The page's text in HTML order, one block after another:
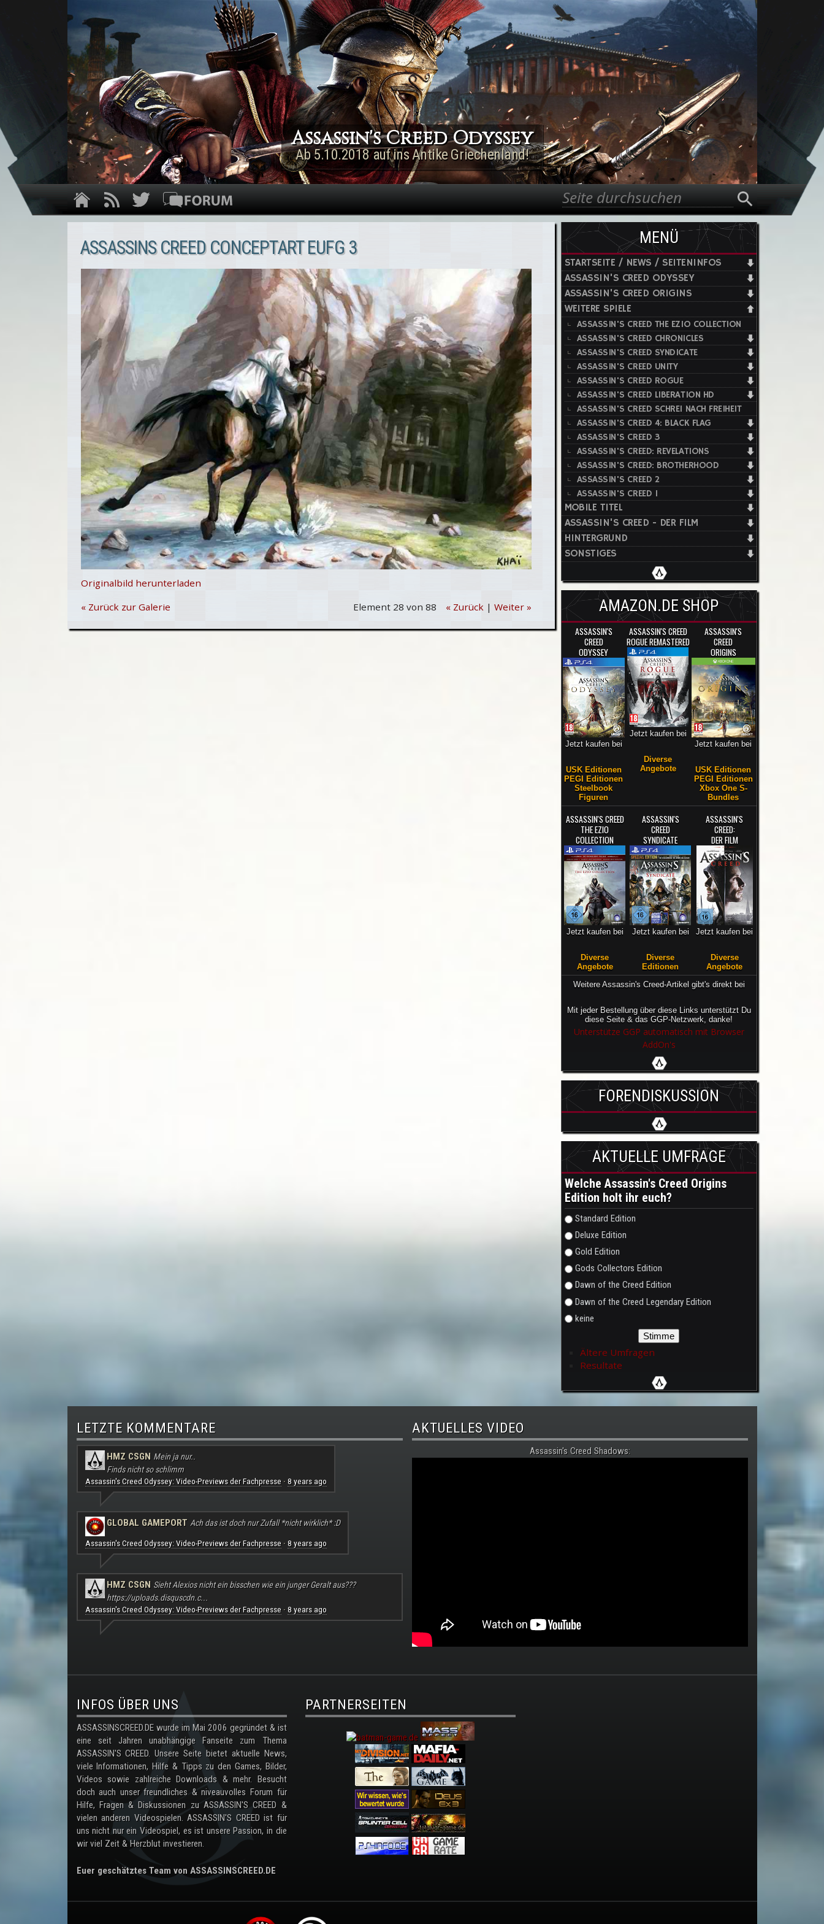
Direkt zum Inhalt
Assassin's Creed Rogue
Remastered
Jetzt für PS4 & Xbox One!
Suchformular
Suche
ASSASSINS CREED CONCEPTART EUFG 3
Originalbild herunterladen
« Zurück zur Galerie
Element 28 von 88 « Zurück |Weiter »
MENÜ
STARTSEITE / NEWS / SEITENINFOS
ASSASSIN'S CREED ODYSSEY
ASSASSIN'S CREED ORIGINS
WEITERE SPIELE
ASSASSIN'S CREED THE EZIO COLLECTION
ASSASSIN'S CREED CHRONICLES
ASSASSIN'S CREED SYNDICATE
ASSASSIN'S CREED UNITY
ASSASSIN'S CREED ROGUE
ASSASSIN'S CREED LIBERATION HD
ASSASSIN'S CREED SCHREI NACH FREIHEIT
ASSASSIN'S CREED 4: BLACK FLAG
ASSASSIN'S CREED 3
ASSASSIN'S CREED: REVELATIONS
ASSASSIN'S CREED: BROTHERHOOD
ASSASSIN'S CREED 2
ASSASSIN'S CREED 1
MOBILE TITEL
ASSASSIN'S CREED - DER FILM
HINTERGRUND
SONSTIGES
AMAZON.DE SHOP
ASSASSIN'S
CREED
ODYSSEY
Jetzt kaufen bei
USK Editionen
PEGI Editionen
Steelbook
Figuren
ASSASSIN'S CREED
ROGUE REMASTERED
Jetzt kaufen bei
Diverse
Angebote
ASSASSIN'S
CREED
ORIGINS
Jetzt kaufen bei
USK Editionen
PEGI Editionen
Xbox One S-
Bundles
ASSASSIN'S CREED
THE EZIO
COLLECTION
Jetzt kaufen bei
Diverse
Angebote
ASSASSIN'S
CREED
SYNDICATE
Jetzt kaufen bei
Diverse
Editionen
ASSASSIN'S
CREED:
DER FILM
Jetzt kaufen bei
Diverse
Angebote
Weitere Assassin's Creed-Artikel gibt's direkt bei
Mit jeder Bestellung über diese Links unterstützt Du
diese Seite & das GGP-Netzwerk, danke!
Unterstütze GGP automatisch mit Browser
AddOn's
FORENDISKUSSION
AKTUELLE UMFRAGE
Welche Assassin's Creed Origins
Edition holt ihr euch?
Auswahlmöglichkeiten
Standard Edition
Deluxe Edition
Gold Edition
Gods Collectors Edition
Dawn of the Creed Edition
Dawn of the Creed Legendary Edition
keine
Ältere Umfragen
Resultate
LETZTE KOMMENTARE
HMZ CSGN Mein ja nur..
Finds nicht so schlimm
Assassin's Creed Odyssey: Video-Previews der Fachpresse· 8 years ago
GLOBAL GAMEPORT Ach das ist doch nur Zufall *nicht wirklich* :D
Assassin's Creed Odyssey: Video-Previews der Fachpresse· 8 years ago
HMZ CSGN Sieht Alexios nicht ein bisschen wie ein junger Geralt aus???
https://uploads.disquscdn.c...
Assassin's Creed Odyssey: Video-Previews der Fachpresse· 8 years ago
AKTUELLES VIDEO
Assassin's Creed Shadows:
.
INFOS ÜBER UNS
ASSASSINSCREED.DE wurde im Mai 2006 gegründet & ist
eine seit Jahren unabhängige Fanseite zum Thema
ASSASSIN'S CREED. Unsere Seite bietet aktuelle News,
viele Informationen, Hilfe & Tipps zu den Games, Bilder,
Videos sowie zahlreiche Downloads & mehr. Besucht
doch auch unser freundliches & niveauvolles Forum für
Hilfe, Fragen & Diskussionen zu ASSASSIN'S CREED &
vielen anderen Videospielen. ASSASSIN'S CREED ist für
uns nicht nur ein Videospiel, es ist unsere Passion, in die
wir viel Zeit & Herzblut investieren.
Euer geschätztes Team von ASSASSINSCREED.DE
PARTNERSEITEN